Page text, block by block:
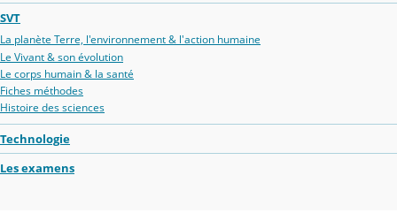
SVT
La planète Terre, l'environnement & l'action humaine
Le Vivant & son évolution
Le corps humain & la santé
Fiches méthodes
Histoire des sciences
Technologie
Les examens